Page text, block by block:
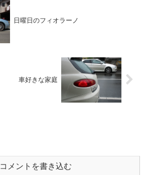
日曜日のフィオラーノ
車好きな家庭
コメントを書き込む